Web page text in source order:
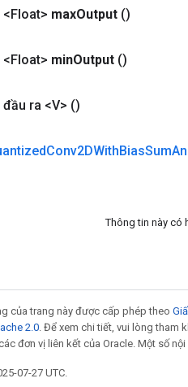
maxOutput ()
minOutput ()
ra <V> ()
Conv2DWithBiasSum
Thông tin này có
của trang này được cấp phép theo
2.0 . Để xem chi tiết, vui lòng tham
đơn vị liên kết của Oracle. Một số
07-27 UTC.